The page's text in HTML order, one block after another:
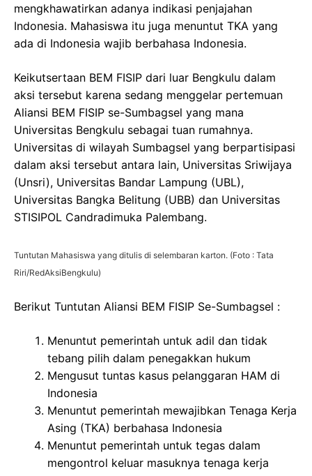
mengkhawatirkan adanya indikasi penjajahan
Indonesia. Mahasiswa itu juga menuntut TKA yang
ada di Indonesia wajib berbahasa Indonesia.
Keikutsertaan BEM FISIP dari luar Bengkulu dalam
aksi tersebut karena sedang menggelar pertemuan
Aliansi BEM FISIP se-Sumbagsel yang mana
Universitas Bengkulu sebagai tuan rumahnya.
Universitas di wilayah Sumbagsel yang berpartisipasi
dalam aksi tersebut antara lain, Universitas Sriwijaya
(Unsri), Universitas Bandar Lampung (UBL),
Universitas Bangka Belitung (UBB) dan Universitas
STISIPOL Candradimuka Palembang.
Tuntutan Mahasiswa yang ditulis di selembaran karton. (Foto : Tata
Riri/RedAksiBengkulu)
Berikut Tuntutan Aliansi BEM FISIP Se-Sumbagsel :
Menuntut pemerintah untuk adil dan tidak
tebang pilih dalam penegakkan hukum
Mengusut tuntas kasus pelanggaran HAM di
Indonesia
Menuntut pemerintah mewajibkan Tenaga Kerja
Asing (TKA) berbahasa Indonesia
Menuntut pemerintah untuk tegas dalam
mengontrol keluar masuknya tenaga kerja